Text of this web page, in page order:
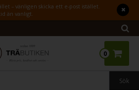
– vänligen skicka ett e-post istället.
än vanligt.
0